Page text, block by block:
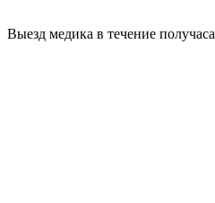
Выезд медика в течение получаса